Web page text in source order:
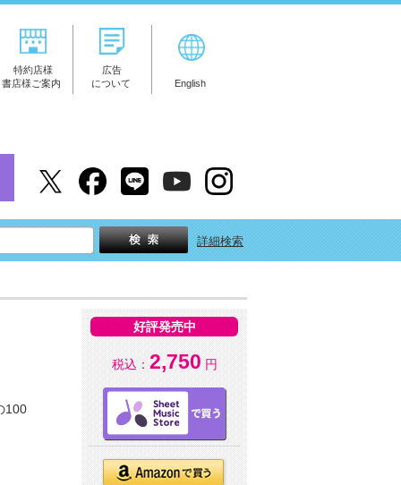
特約店様
書店様ご案内
広告
について
English
詳細検索
100
好評発売中
税込： 2,750 円